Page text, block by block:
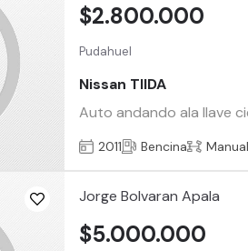
Pudahuel
Nissan TIIDA
Auto andando ala llave
$2.800.000
2011 Bencina
Jorge Bolvaran Apala
$5.000.000